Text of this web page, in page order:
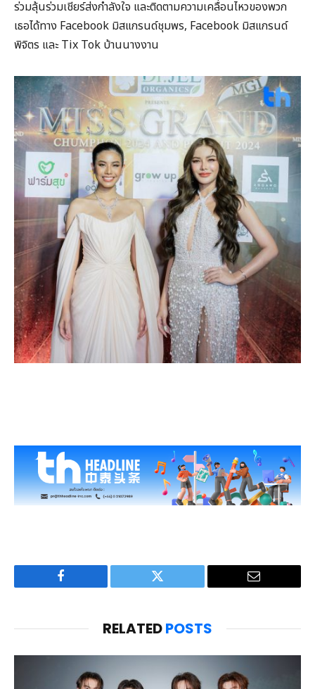
ร่วมลุ้นร่วมเชียร์ส่งกำลังใจ และติดตามความเคลื่อนไหวของพวก
เธอได้ทาง Facebook มิสแกรนด์ชุมพร, Facebook มิสแกรนด์
พิจิตร และ Tix Tok บ้านนางงาน
Facebook Twitter Email
RELATEDPOSTS